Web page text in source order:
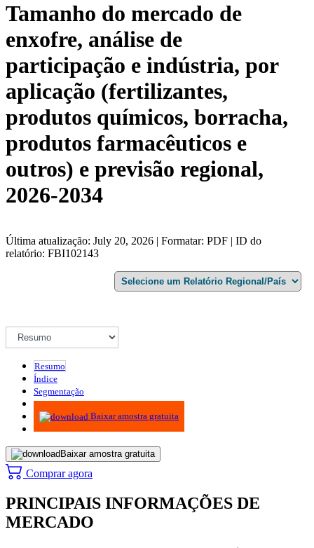
Tamanho do mercado de
enxofre, análise de
participação e indústria, por
aplicação (fertilizantes,
produtos químicos, borracha,
produtos farmacêuticos e
outros) e previsão regional,
2026-2034
Última atualização: July 20, 2026 | Formatar: PDF | ID do
relatório: FBI102143
Resumo
Índice
Segmentação
Metodologia
Baixar amostra gratuita
Baixar amostra gratuita
Comprar agora
PRINCIPAIS INFORMAÇÕES DE
MERCADO